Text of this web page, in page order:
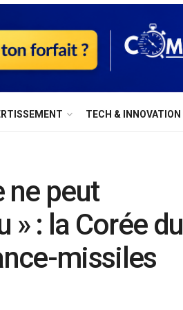
⁠TECH & INNOVATION
ne peut
» : la Corée du
missiles